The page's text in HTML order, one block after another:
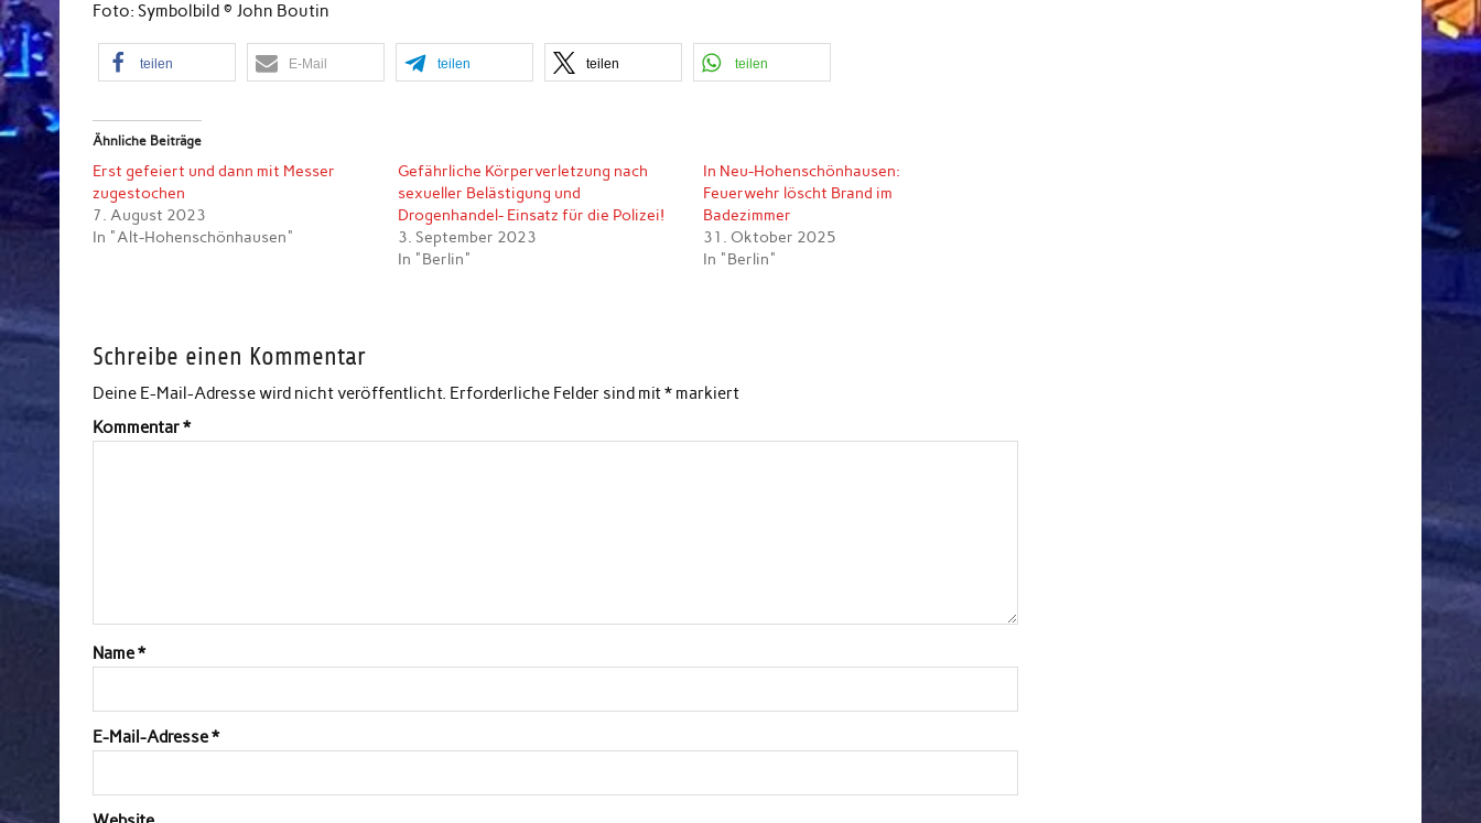
Foto: Symbolbild © John Boutin
teilen E-Mail teilen teilen teilen
Ähnliche Beiträge
Erst gefeiert und dann mit Messer
zugestochen
7. August 2023
In "Alt-Hohenschönhausen"
Gefährliche Körperverletzung nach
sexueller Belästigung und
Drogenhandel- Einsatz für die Polizei!
3. September 2023
In "Berlin"
In Neu-Hohenschönhausen:
Feuerwehr löscht Brand im
Badezimmer
31. Oktober 2025
In "Berlin"
Schreibe einen Kommentar
Deine E-Mail-Adresse wird nicht veröffentlicht. Erforderliche Felder sind mit* markiert
Kommentar*
Name*
E-Mail-Adresse*